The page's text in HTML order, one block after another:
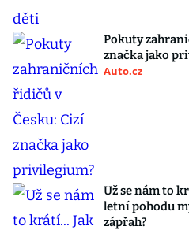
Pokuty
značka jako
Auto.cz
Už se nám to
letní pohodu
zápřah?